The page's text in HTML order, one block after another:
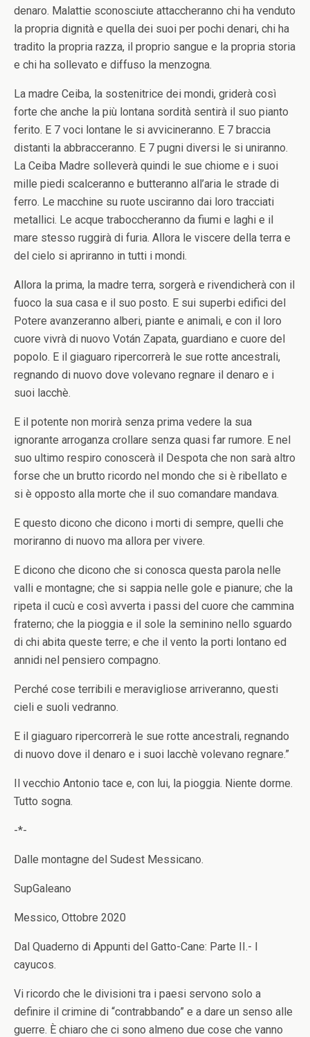
denaro. Malattie sconosciute attaccheranno chi ha venduto
la propria dignità e quella dei suoi per pochi denari, chi ha
tradito la propria razza, il proprio sangue e la propria storia
e chi ha sollevato e diffuso la menzogna.
La madre Ceiba, la sostenitrice dei mondi, griderà così
forte che anche la più lontana sordità sentirà il suo pianto
ferito. E 7 voci lontane le si avvicineranno. E 7 braccia
distanti la abbracceranno. E 7 pugni diversi le si uniranno.
La Ceiba Madre solleverà quindi le sue chiome e i suoi
mille piedi scalceranno e butteranno all’aria le strade di
ferro. Le macchine su ruote usciranno dai loro tracciati
metallici. Le acque traboccheranno da fiumi e laghi e il
mare stesso ruggirà di furia. Allora le viscere della terra e
del cielo si apriranno in tutti i mondi.
Allora la prima, la madre terra, sorgerà e rivendicherà con il
fuoco la sua casa e il suo posto. E sui superbi edifici del
Potere avanzeranno alberi, piante e animali, e con il loro
cuore vivrà di nuovo Votán Zapata, guardiano e cuore del
popolo. E il giaguaro ripercorrerà le sue rotte ancestrali,
regnando di nuovo dove volevano regnare il denaro e i
suoi lacchè.
E il potente non morirà senza prima vedere la sua
ignorante arroganza crollare senza quasi far rumore. E nel
suo ultimo respiro conoscerà il Despota che non sarà altro
forse che un brutto ricordo nel mondo che si è ribellato e
si è opposto alla morte che il suo comandare mandava.
E questo dicono che dicono i morti di sempre, quelli che
moriranno di nuovo ma allora per vivere.
E dicono che dicono che si conosca questa parola nelle
valli e montagne; che si sappia nelle gole e pianure; che la
ripeta il cucù e così avverta i passi del cuore che cammina
fraterno; che la pioggia e il sole la seminino nello sguardo
di chi abita queste terre; e che il vento la porti lontano ed
annidi nel pensiero compagno.
Perché cose terribili e meravigliose arriveranno, questi
cieli e suoli vedranno.
E il giaguaro ripercorrerà le sue rotte ancestrali, regnando
di nuovo dove il denaro e i suoi lacchè volevano regnare.”
Il vecchio Antonio tace e, con lui, la pioggia. Niente dorme.
Tutto sogna.
-*-
Dalle montagne del Sudest Messicano.
SupGaleano
Messico, Ottobre 2020
Dal Quaderno di Appunti del Gatto-Cane: Parte II.- I
cayucos.
Vi ricordo che le divisioni tra i paesi servono solo a
definire il crimine di “contrabbando” e a dare un senso alle
guerre. È chiaro che ci sono almeno due cose che vanno